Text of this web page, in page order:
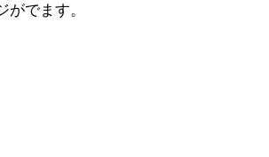
でます。